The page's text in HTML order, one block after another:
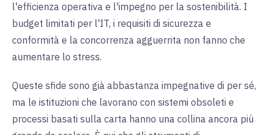
l'efficienza operativa e l'impegno per la sostenibilità. I
budget limitati per l'IT, i requisiti di sicurezza e
conformità e la concorrenza agguerrita non fanno che
aumentare lo stress.
Queste sfide sono già abbastanza impegnative di per sé,
ma le istituzioni che lavorano con sistemi obsoleti e
processi basati sulla carta hanno una collina ancora più